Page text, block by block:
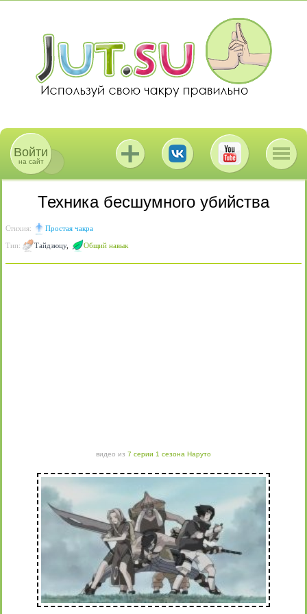
Войти
на сайт
Техника бесшумного убийства
Стихия: Простая чакра
Тип: Тайдзюцу, Общий навык
видео из 7 серии 1 сезона Наруто